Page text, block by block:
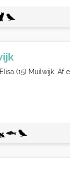
(15) Muilwijk.